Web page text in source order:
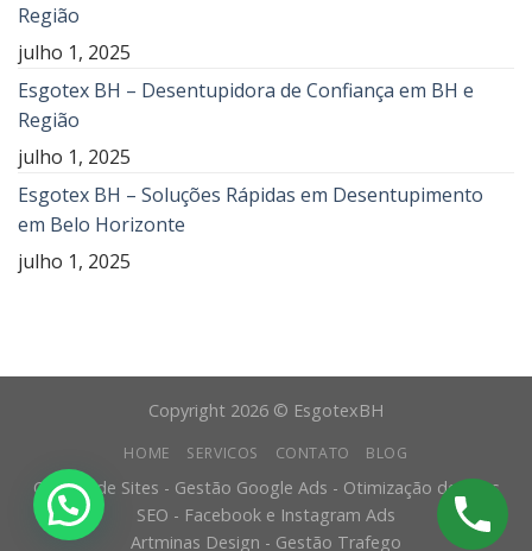
Região
julho 1, 2025
Esgotex BH – Desentupidora de Confiança em BH e
Região
julho 1, 2025
Esgotex BH – Soluções Rápidas em Desentupimento
em Belo Horizonte
julho 1, 2025
Copyright 2026 © EsgotexBH
HOME SERVICOS CONTATO BLOG
Criação de Sites - Gestão Google Ads - Otimização de Sites
SEO - Facebook e Instagram Ads
Artminas Design - Gestão Trafego